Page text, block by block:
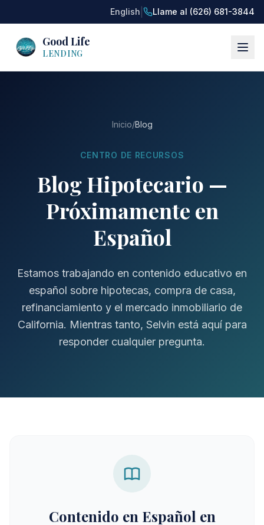
English Llame al (626) 681-3844
Good Life
LENDING
Inicio/Blog
CENTRO DE RECURSOS
Blog Hipotecario —
Próximamente en
Español
Estamos trabajando en contenido educativo en
español sobre hipotecas, compra de casa,
refinanciamiento y el mercado inmobiliario de
California. Mientras tanto, Selvin está aquí para
responder cualquier pregunta.
Contenido en Español en